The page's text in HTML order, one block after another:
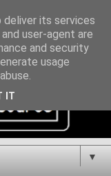
▼
its services
user-agent are
and security
usage
IT